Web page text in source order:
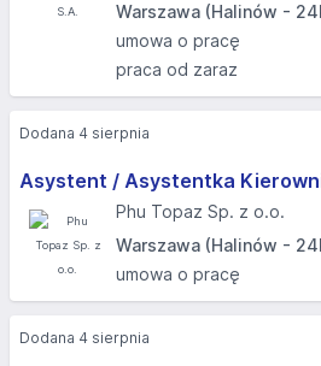
Warszawa (Halinów -
umowa o pracę
praca od zaraz
Asystent / Asystentka
Phu Topaz Sp. z o.o.
Warszawa (Halinów -
umowa o pracę
Dodana 4 sierpnia
Dodana 4 sierpnia